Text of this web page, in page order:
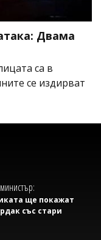
Двама
са в
се издирват
ще покажат
със стари